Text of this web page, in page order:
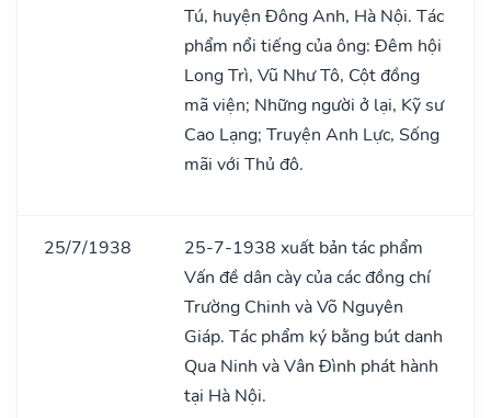
Tú, huyện Đông Anh, Hà Nội. Tác
phẩm nổi tiếng của ông: Đêm hội
Long Trì, Vũ Như Tô, Cột đồng
mã viện; Những người ở lại, Kỹ sư
Cao Lạng; Truyện Anh Lực, Sống
mãi với Thủ đô.
25/7/1938
25-7-1938 xuất bản tác phẩm
Vấn đề dân cày của các đồng chí
Trường Chinh và Võ Nguyên
Giáp. Tác phẩm ký bằng bút danh
Qua Ninh và Vân Đình phát hành
tại Hà Nội.